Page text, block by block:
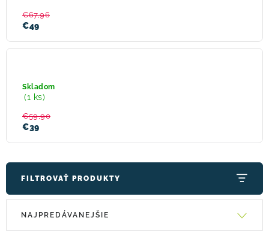
Moja objednávka
Grey
€67,96
€49
WP2035
ružová
Skladom
(1 ks)
€59,90
€39
FILTROVAŤ PRODUKTY
V
R
NAJPREDÁVANEJŠIE